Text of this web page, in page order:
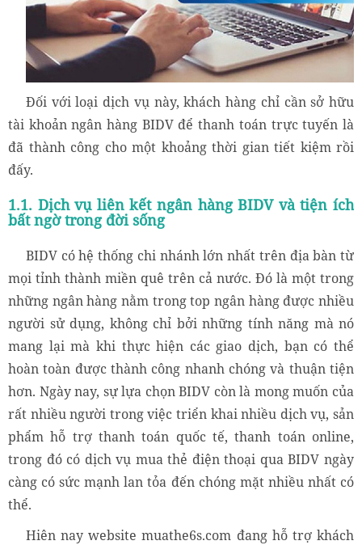
Đối với loại dịch vụ này, khách hàng chỉ cần sở hữu
tài khoản ngân hàng BIDV để thanh toán trực tuyến là
đã thành công cho một khoảng thời gian tiết kiệm rồi
đấy.
1.1. Dịch vụ liên kết ngân hàng BIDV và tiện ích
bất ngờ trong đời sống
BIDV có hệ thống chi nhánh lớn nhất trên địa bàn từ
mọi tỉnh thành miền quê trên cả nước. Đó là một trong
những ngân hàng nằm trong top ngân hàng được nhiều
người sử dụng, không chỉ bởi những tính năng mà nó
mang lại mà khi thực hiện các giao dịch, bạn có thể
hoàn toàn được thành công nhanh chóng và thuận tiện
hơn. Ngày nay, sự lựa chọn BIDV còn là mong muốn của
rất nhiều người trong việc triển khai nhiều dịch vụ, sản
phẩm hỗ trợ thanh toán quốc tế, thanh toán online,
trong đó có dịch vụ mua thẻ điện thoại qua BIDV ngày
càng có sức mạnh lan tỏa đến chóng mặt nhiều nhất có
thể.
Hiên nay website muathe6s.com đang hỗ trợ khách